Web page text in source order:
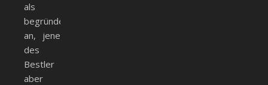
als
begründet
an, jene
des
Bestler
aber